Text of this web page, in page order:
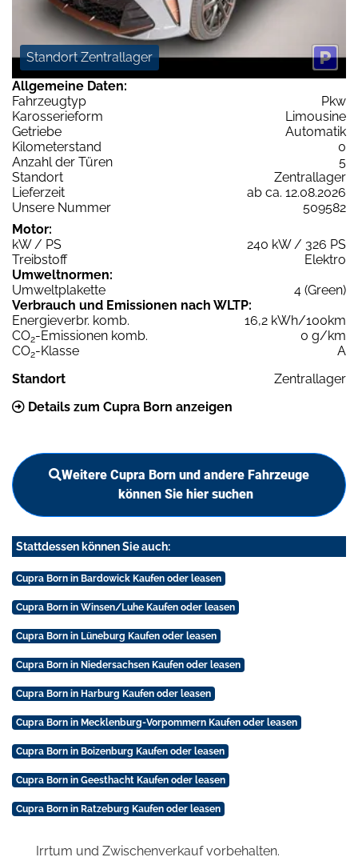
Standort Zentrallager
Allgemeine Daten:
Fahrzeugtyp
Pkw
Karosserieform
Limousine
Getriebe
Automatik
Kilometerstand
0
Anzahl der Türen
5
Standort
Zentrallager
Lieferzeit
ab ca. 12.08.2026
Unsere Nummer
509582
Motor:
kW / PS
240 kW / 326 PS
Treibstoff
Elektro
Umweltnormen:
Umweltplakette
4 (Green)
Verbrauch und Emissionen nach WLTP:
Energieverbr. komb.
16,2 kWh/100km
CO2-Emissionen komb.
0 g/km
CO2-Klasse
A
Standort
Zentrallager
Details zum Cupra Born anzeigen
Weitere Cupra Born und andere Fahrzeuge
können Sie hier suchen
Stattdessen können Sie auch:
Cupra Born in Bardowick Kaufen oder leasen
Cupra Born in Winsen/Luhe Kaufen oder leasen
Cupra Born in Lüneburg Kaufen oder leasen
Cupra Born in Niedersachsen Kaufen oder leasen
Cupra Born in Harburg Kaufen oder leasen
Cupra Born in Mecklenburg-Vorpommern Kaufen oder leasen
Cupra Born in Boizenburg Kaufen oder leasen
Cupra Born in Geesthacht Kaufen oder leasen
Cupra Born in Ratzeburg Kaufen oder leasen
Irrtum und Zwischenverkauf vorbehalten.